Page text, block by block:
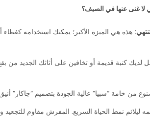
لا غنى عنها في الصيف؟
لديك كنبة قديمة أو تخافين على أثاثك الجديد من
من خامة “سبيا” عالية الجودة بتصميم “جاكار”
ليلائم نمط الحياة السريع. المفرش مقاوم للتجعيد